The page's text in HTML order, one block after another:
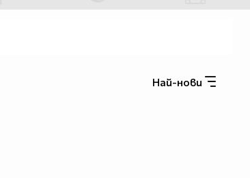
Най-нови